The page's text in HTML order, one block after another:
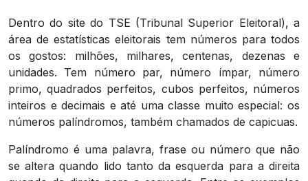
Dentro do site do TSE (Tribunal Superior Eleitoral), a
área de estatísticas eleitorais tem números para todos
os gostos: milhões, milhares, centenas, dezenas e
unidades. Tem número par, número ímpar, número
primo, quadrados perfeitos, cubos perfeitos, números
inteiros e decimais e até uma classe muito especial: os
números palíndromos, também chamados de capicuas.
Palíndromo é uma palavra, frase ou número que não
se altera quando lido tanto da esquerda para a direita